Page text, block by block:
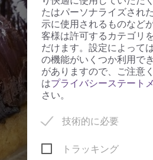
たはパーソナライズされ
示に使用されるものなど
客様は許可するカテゴリ
だけます。設定によって
の機能がいくつか利用で
がありますので、ご注意
はプライバシーステート
さい。
技術的に必要
トラッキング